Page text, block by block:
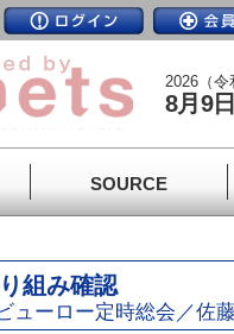
2026（令
8月9
SOURCE
組み確認
ューロー定時総会／佐